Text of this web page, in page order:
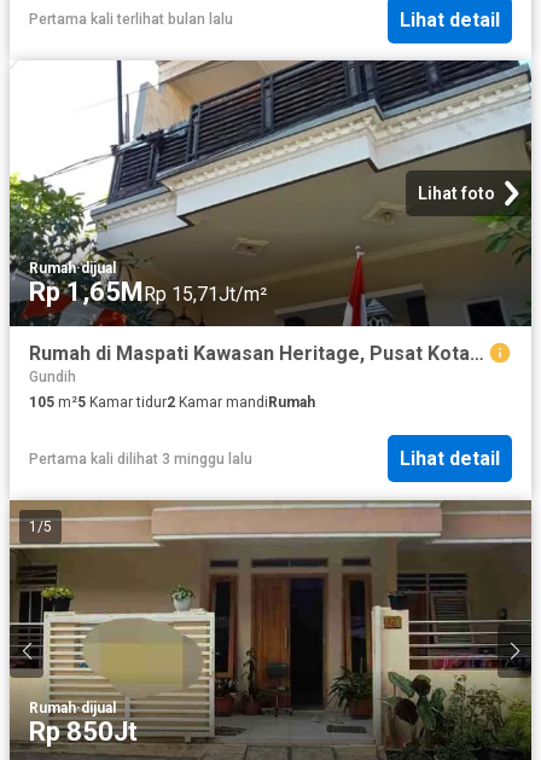
Pertama kali terlihat bulan lalu Lihat detail
Lihat foto
Rumah·dijual
Rp 1,65MRp 15,71Jt/m²
Rumah di Maspati Kawasan Heritage, Pusat Kota Surabaya
Gundih
105 m²5 Kamar tidur2 Kamar mandiRumah
Pertama kali dilihat 3 minggu lalu Lihat detail
1/5
Rumah·dijual
Rp 850Jt